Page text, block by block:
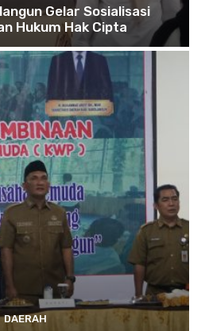
Gelar Sosialisasi
Hukum Hak Cipta
DAERAH